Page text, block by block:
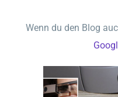
Wenn du den Blog